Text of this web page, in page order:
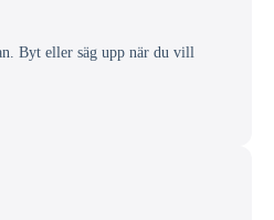
Byt eller säg upp när du vill